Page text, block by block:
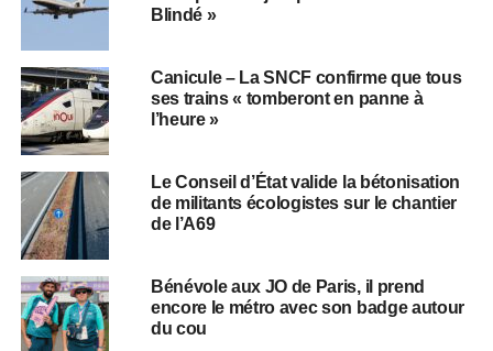
Blindé »
Canicule – La SNCF confirme que tous
ses trains « tomberont en panne à
l’heure »
Le Conseil d’État valide la bétonisation
de militants écologistes sur le chantier
de l’A69
Bénévole aux JO de Paris, il prend
encore le métro avec son badge autour
du cou